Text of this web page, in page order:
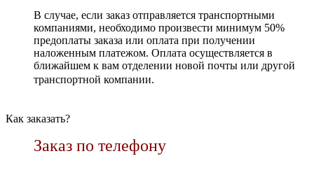
В случае, если заказ отправляется транспортными
компаниями, необходимо произвести минимум 50%
предоплаты заказа или оплата при получении
наложенным платежом. Оплата осуществляется в
ближайшем к вам отделении новой почты или другой
транспортной компании.
Как заказать?
Заказ по телефону